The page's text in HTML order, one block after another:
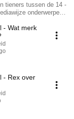
tieners tussen de 14 -
onderwerpen.
- Wat merk
- Rex over